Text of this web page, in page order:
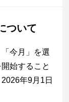
ついて
今月」を選
始すること
年9月1日